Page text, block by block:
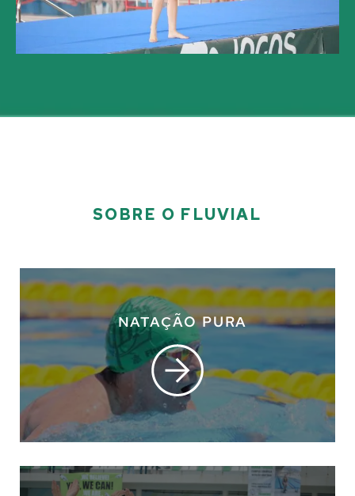
SOBRE O FLUVIAL
NATAÇÃO PURA